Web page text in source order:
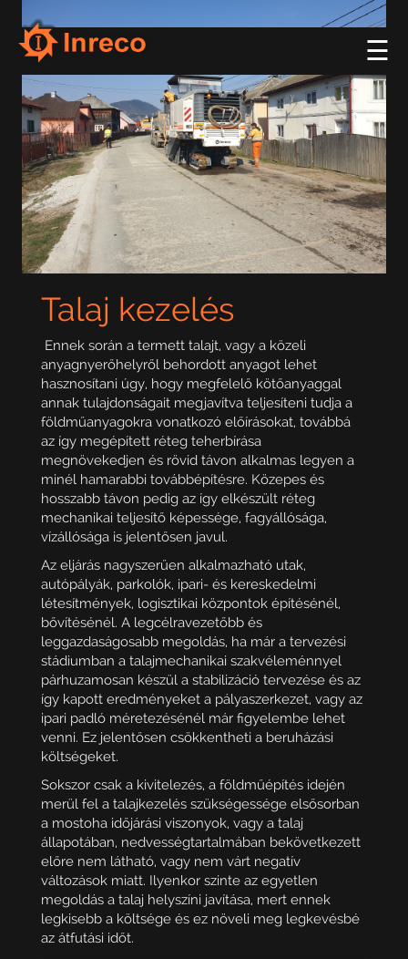
☰
Talaj kezelés
Ennek során a termett talajt, vagy a közeli
anyagnyerőhelyről behordott anyagot lehet
hasznosítani úgy, hogy megfelelő kötőanyaggal
annak tulajdonságait megjavítva teljesíteni tudja a
földműanyagokra vonatkozó előírásokat, továbbá
az így megépített réteg teherbírása
megnövekedjen és rövid távon alkalmas legyen a
minél hamarabbi továbbépítésre. Közepes és
hosszabb távon pedig az így elkészült réteg
mechanikai teljesítő képessége, fagyállósága,
vízállósága is jelentősen javul.
Az eljárás nagyszerűen alkalmazható utak,
autópályák, parkolók, ipari- és kereskedelmi
létesítmények, logisztikai központok építésénél,
bővítésénél. A legcélravezetőbb és
leggazdaságosabb megoldás, ha már a tervezési
stádiumban a talajmechanikai szakvéleménnyel
párhuzamosan készül a stabilizáció tervezése és az
így kapott eredményeket a pályaszerkezet, vagy az
ipari padló méretezésénél már figyelembe lehet
venni. Ez jelentősen csökkentheti a beruházási
költségeket.
Sokszor csak a kivitelezés, a földműépítés idején
merül fel a talajkezelés szükségessége elsősorban
a mostoha időjárási viszonyok, vagy a talaj
állapotában, nedvességtartalmában bekövetkezett
előre nem látható, vagy nem várt negatív
változások miatt. Ilyenkor szinte az egyetlen
megoldás a talaj helyszíni javítása, mert ennek
legkisebb a költsége és ez növeli meg legkevésbé
az átfutási időt.